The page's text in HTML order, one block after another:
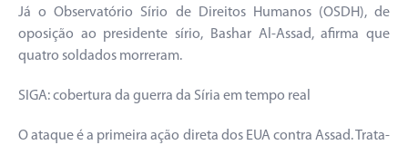
Já o Observatório Sírio de Direitos Humanos (OSDH), de
oposição ao presidente sírio, Bashar Al-Assad, afirma que
quatro soldados morreram.
SIGA: cobertura da guerra da Síria em tempo real
O ataque é a primeira ação direta dos EUA contra Assad. Trata-